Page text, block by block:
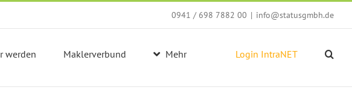
0941 / 698 7882 00 | info@statusgmbh.de
werden Maklerverbund Mehr Login IntraNET